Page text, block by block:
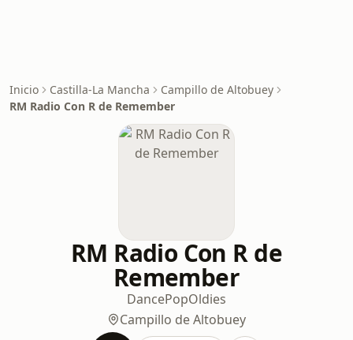
Inicio Castilla-La Mancha
Campillo de Altobuey
RM Radio Con R de Remember
RM Radio Con R de
Remember
DancePopOldies
Campillo de Altobuey